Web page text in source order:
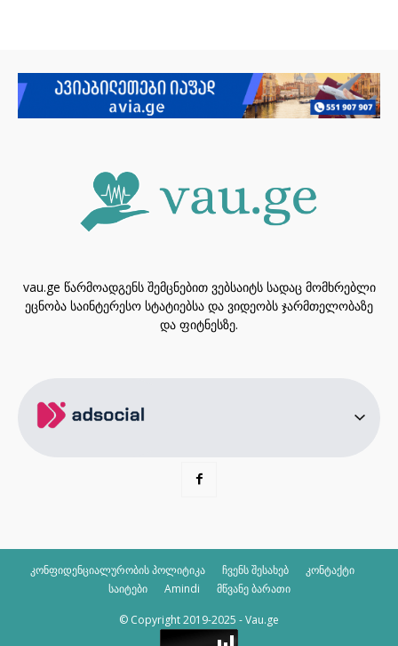
vau.ge წარმოადგენს შემცნებით ვებსაიტს სადაც მომხრებლი
ეცნობა საინტერესო სტატიებსა და ვიდეობს ჯარმთელობაზე
და ფიტნესზე.
კონფიდენციალურობის პოლიტიკა ჩვენს შესახებ
კონტაქტი
საიტები
Amindi მწვანე ბარათი
© Copyright 2019-2025 - Vau.ge